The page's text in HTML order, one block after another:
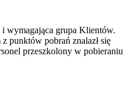
wymagająca grupa Klientów.
punktów pobrań znalazł się
przeszkolony w pobieraniu